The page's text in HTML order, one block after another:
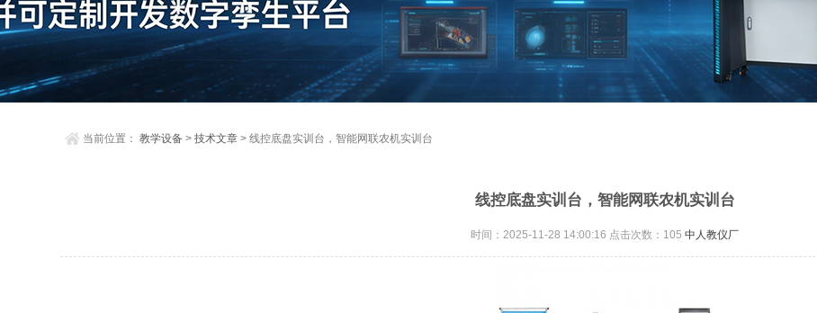
当前位置：教学设备 >技术文章 > 线控底盘实训台，智能网联农机实训台
线控底盘实训台，智能网联农机实训台
时间：2025-11-28 14:00:16 点击次数： 105 中人教仪厂